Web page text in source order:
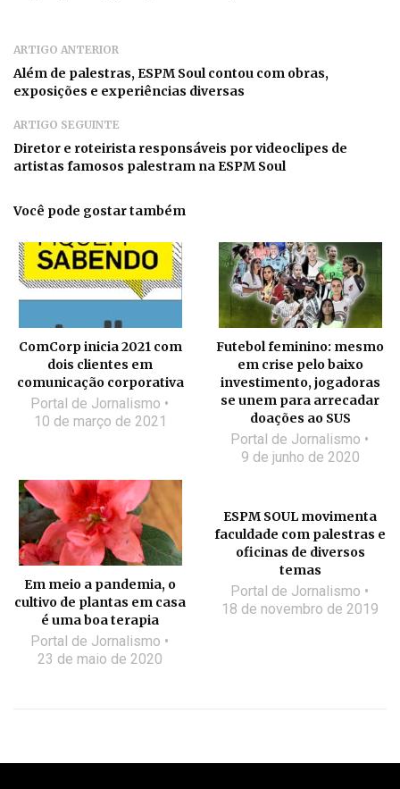
ARTIGO ANTERIOR
Além de palestras, ESPM Soul contou com obras,
exposições e experiências diversas
ARTIGO SEGUINTE
Diretor e roteirista responsáveis por videoclipes de
artistas famosos palestram na ESPM Soul
Você pode gostar também
ComCorp inicia 2021 com
dois clientes em
comunicação corporativa
Portal de Jornalismo
10 de março de 2021
Futebol feminino: mesmo
em crise pelo baixo
investimento, jogadoras
se unem para arrecadar
doações ao SUS
Portal de Jornalismo
9 de junho de 2020
Em meio a pandemia, o
cultivo de plantas em casa
é uma boa terapia
Portal de Jornalismo
23 de maio de 2020
ESPM SOUL movimenta
faculdade com palestras e
oficinas de diversos
temas
Portal de Jornalismo
18 de novembro de 2019